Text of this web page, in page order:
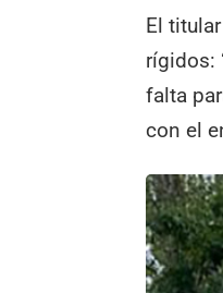
El
rígidos:
falta
con el